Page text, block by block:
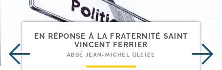
EN RÉPONSE À LA FRATERNITÉ SAINT
VINCENT FERRIER
ABBÉ JEAN-MICHEL GLEIZE